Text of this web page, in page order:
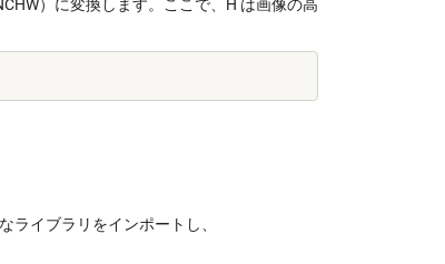
）に変換します。ここで、H は画像の高
ライブラリをインポートし、